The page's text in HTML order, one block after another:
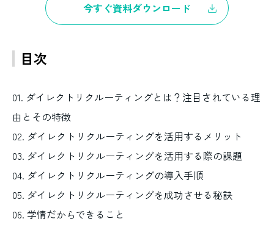
今すぐ資料ダウンロード
目次
01. ダイレクトリクルーティングとは？注目されている理
由とその特徴
02. ダイレクトリクルーティングを活用するメリット
03. ダイレクトリクルーティングを活用する際の課題
04. ダイレクトリクルーティングの導入手順
05. ダイレクトリクルーティングを成功させる秘訣
06. 学情だからできること